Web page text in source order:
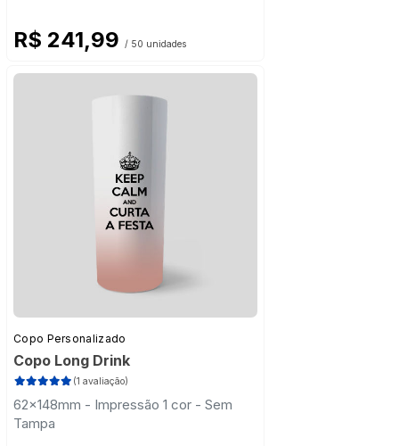
R$ 241,99 / 50 unidades
Copo Personalizado
Copo Long Drink
(1 avaliação)
62x148mm - Impressão 1 cor - Sem
Tampa